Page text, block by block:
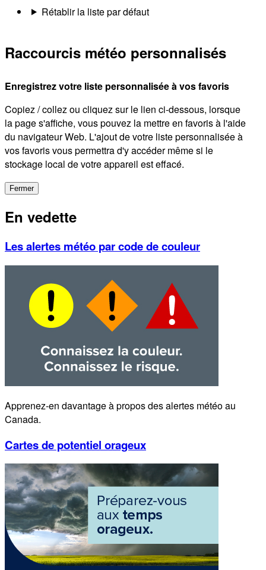
Rétablir la liste par défaut
Raccourcis météo personnalisés
Enregistrez votre liste personnalisée à vos favoris
Copiez / collez ou cliquez sur le lien ci-dessous, lorsque
la page s'affiche, vous pouvez la mettre en favoris à l'aide
du navigateur Web. L'ajout de votre liste personnalisée à
vos favoris vous permettra d'y accéder même si le
stockage local de votre appareil est effacé.
Fermer
En vedette
Les alertes météo par code de couleur
Apprenez-en davantage à propos des alertes météo au
Canada.
Cartes de potentiel orageux